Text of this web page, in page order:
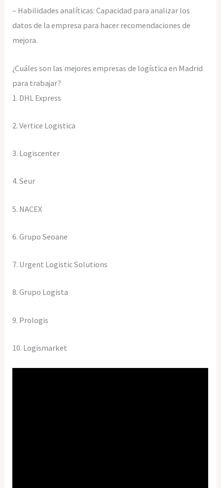
– Habilidades analíticas: Capacidad para analizar los
datos de la empresa para hacer recomendaciones de
mejora.
¿Cuáles son las mejores empresas de logística en Madrid
para trabajar?
1. DHL Express
2. Vertice Logistica
3. Logiscenter
4. Seur
5. NACEX
6. Grupo Seoane
7. Urgent Logistic Solutions
8. Grupo Logista
9. Prologis
10. Logismarket